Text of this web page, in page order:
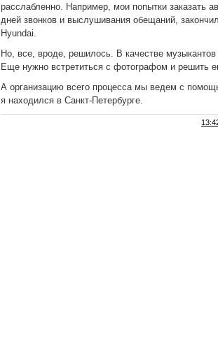
расслабленно. Например, мои попытки заказать
дней звонков и выслушивания обещаний,
Hyundai.
Но, все, вроде, решилось. В качестве музыкантов
Еще нужно встретиться с фотографом и решить
А организацию всего процесса мы ведем с
я находился в Санкт-Петербурге.